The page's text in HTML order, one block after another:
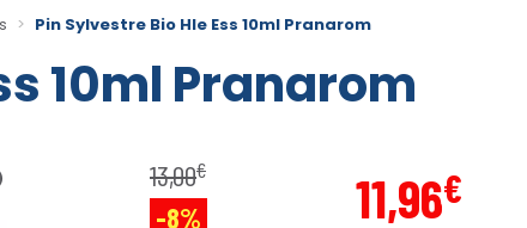
Pin Sylvestre Bio Hle Ess 10ml Pranarom
10ml Pranarom
13,00€
-8% 11,96€